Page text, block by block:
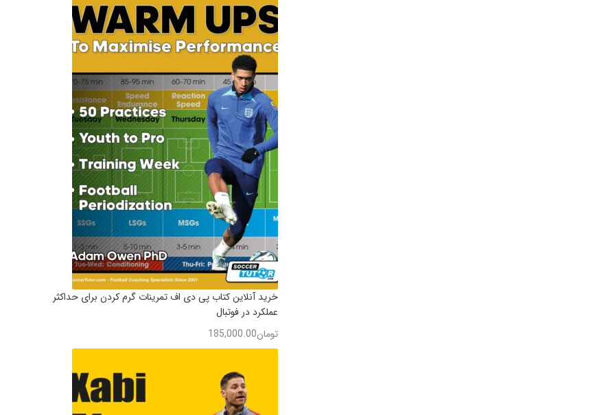
خرید آنلاین کتاب پی دی اف تمرینات گرم کردن برای حداکثر
عملکرد در فوتبال
تومان185,000.00